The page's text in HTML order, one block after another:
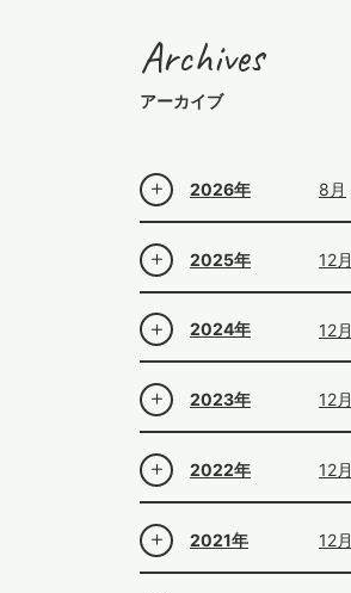
Archives
アーカイブ
2026年 8月
2025年 12月
2024年 12月
2023年 12月
2022年 12月
2021年 12月